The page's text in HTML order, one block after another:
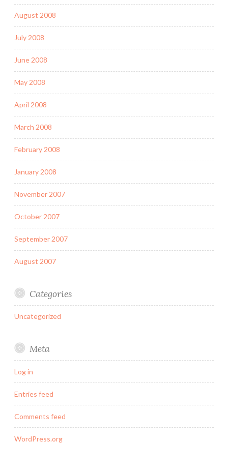
August 2008
July 2008
June 2008
May 2008
April 2008
March 2008
February 2008
January 2008
November 2007
October 2007
September 2007
August 2007
Categories
Uncategorized
Meta
Log in
Entries feed
Comments feed
WordPress.org